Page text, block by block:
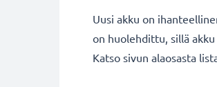
Uusi akku on
on huolehdittu, sillä
Katso sivun alaosasta